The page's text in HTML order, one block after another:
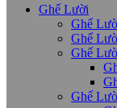
Ghế Lười
Ghế
Ghế
Ghế
Ghế